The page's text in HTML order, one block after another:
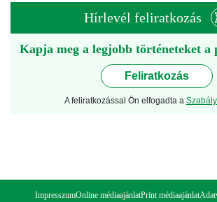
Hírlevél feliratkozás
Kapja meg a legjobb történeteket a
Feliratkozás
A feliratkozással Ön elfogadta a
ImpresszumOnline médiaajánlatPrint médiaajánlat